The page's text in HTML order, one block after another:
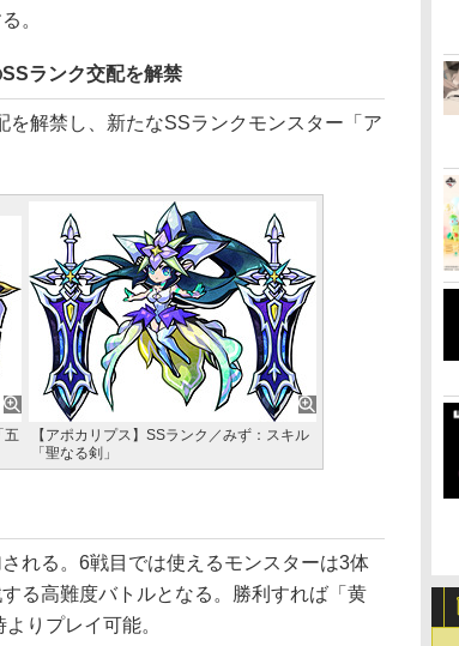
。
ランク交配を解禁
解禁し、新たなSSランクモンスター「ア
五
【アポカリプス】SSランク／みず：スキル
「聖なる剣」
れる。6戦目では使えるモンスターは3体
る高難度バトルとなる。勝利すれば「黄
りプレイ可能。